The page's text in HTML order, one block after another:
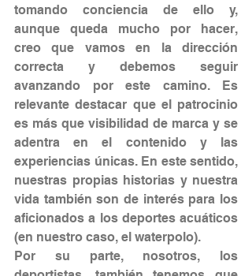
tomando conciencia de ello y,
aunque queda mucho por hacer,
creo que vamos en la dirección
correcta y debemos seguir
avanzando por este camino. Es
relevante destacar que el patrocinio
es más que visibilidad de marca y se
adentra en el contenido y las
experiencias únicas. En este sentido,
nuestras propias historias y nuestra
vida también son de interés para los
aficionados a los deportes acuáticos
(en nuestro caso, el waterpolo).
Por su parte, nosotros, los